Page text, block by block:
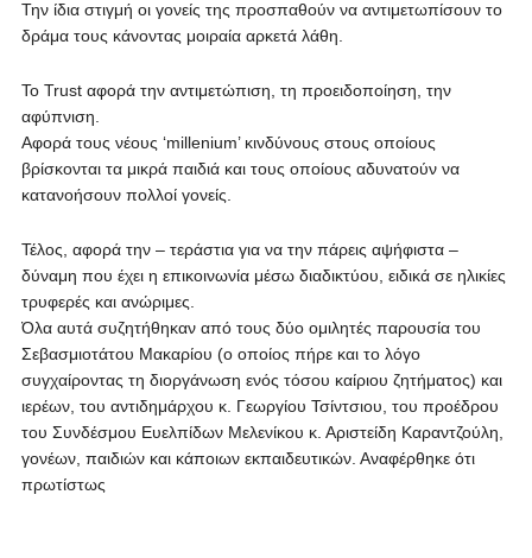
Την ίδια στιγμή οι γονείς της προσπαθούν να αντιμετωπίσουν το
δράμα τους κάνοντας μοιραία αρκετά λάθη.
To Trust αφορά την αντιμετώπιση, τη προειδοποίηση, την
αφύπνιση.
Αφορά τους νέους ‘millenium’ κινδύνους στους οποίους
βρίσκονται τα μικρά παιδιά και τους οποίους αδυνατούν να
κατανοήσουν πολλοί γονείς.
Τέλος, αφορά την – τεράστια για να την πάρεις αψήφιστα –
δύναμη που έχει η επικοινωνία μέσω διαδικτύου, ειδικά σε ηλικίες
τρυφερές και ανώριμες.
Όλα αυτά συζητήθηκαν από τους δύο ομιλητές παρουσία του
Σεβασμιοτάτου Μακαρίου (ο οποίος πήρε και το λόγο
συγχαίροντας τη διοργάνωση ενός τόσου καίριου ζητήματος) και
ιερέων, του αντιδημάρχου κ. Γεωργίου Τσίντσιου, του προέδρου
του Συνδέσμου Ευελπίδων Μελενίκου κ. Αριστείδη Καραντζούλη,
γονέων, παιδιών και κάποιων εκπαιδευτικών. Αναφέρθηκε ότι
πρωτίστως